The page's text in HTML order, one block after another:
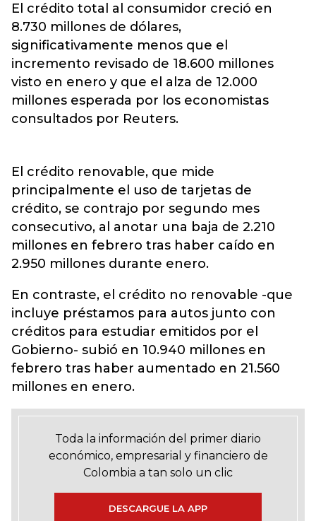
El crédito total al consumidor creció en
8.730 millones de dólares,
significativamente menos que el
incremento revisado de 18.600 millones
visto en enero y que el alza de 12.000
millones esperada por los economistas
consultados por Reuters.
El crédito renovable, que mide
principalmente el uso de tarjetas de
crédito, se contrajo por segundo mes
consecutivo, al anotar una baja de 2.210
millones en febrero tras haber caído en
2.950 millones durante enero.
En contraste, el crédito no renovable -que
incluye préstamos para autos junto con
créditos para estudiar emitidos por el
Gobierno- subió en 10.940 millones en
febrero tras haber aumentado en 21.560
millones en enero.
Toda la información del primer diario
económico, empresarial y financiero de
Colombia a tan solo un clic
DESCARGUE LA APP